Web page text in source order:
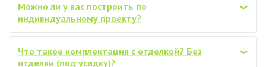
‹
Можно ли у вас построить по
индивидуальному проекту?
‹
Что такое комплектация с отделкой? Без
отделки (под усадку)?